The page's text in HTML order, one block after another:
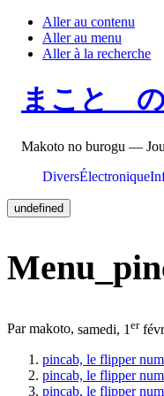
Aller au contenu
Aller au menu
Aller à la recherche
まこと
Makoto no burogu —
DiversÉlectronique
undefined
Par makoto, samedi, 1 er
pincab, le flipper
pincab, le flipper
pincab, le flipper